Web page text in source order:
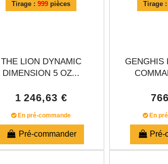
Tirage :999 pièces
THE LION DYNAMIC
DIMENSION 5 OZ...
1 246,63 €
En pré-commande
Pré-commander
Tirage
GENGHIS
En
Pré-